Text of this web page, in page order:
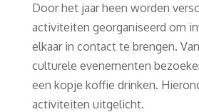
Door het jaar heen worden
activiteiten georganiseerd om
elkaar in contact te brengen.
culturele evenementen
een kopje koffie drinken.
activiteiten uitgelicht.